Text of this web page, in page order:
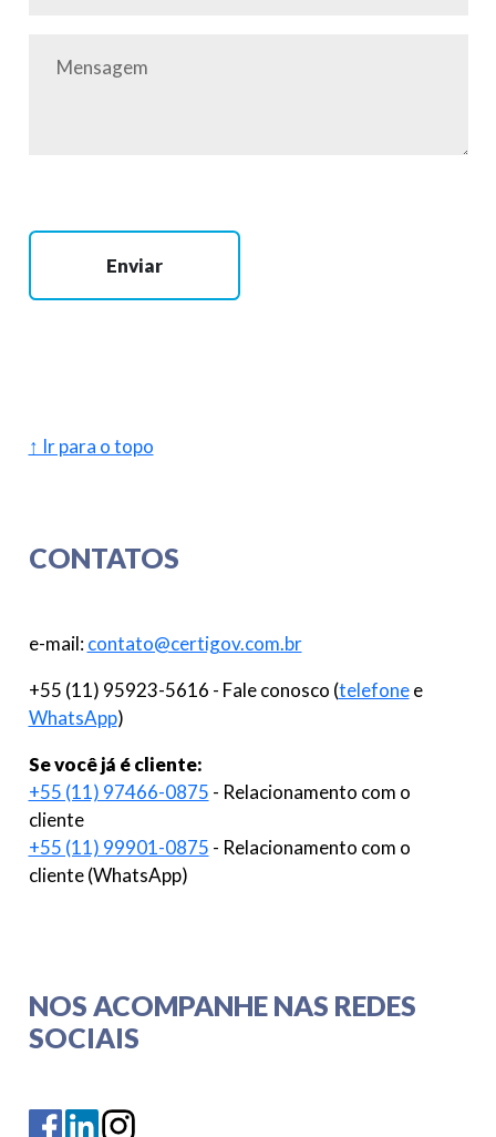
Enviar
↑ Ir para o topo
CONTATOS
e-mail:contato@certigov.com.br
+55 (11) 95923-5616 - Fale conosco (telefonee
WhatsApp)
Se você já é cliente:
+55 (11) 97466-0875 - Relacionamento com o
cliente
+55 (11) 99901-0875 - Relacionamento com o
cliente (WhatsApp)
NOS ACOMPANHE NAS REDES
SOCIAIS